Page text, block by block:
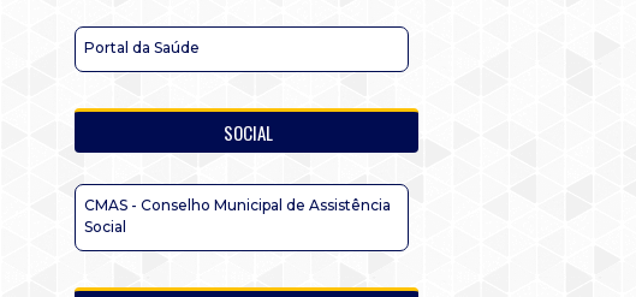
Portal da Saúde
SOCIAL
CMAS - Conselho Municipal de Assistência
Social